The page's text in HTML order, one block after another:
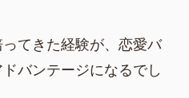
てきた経験が、恋愛バ
バンテージになるでし